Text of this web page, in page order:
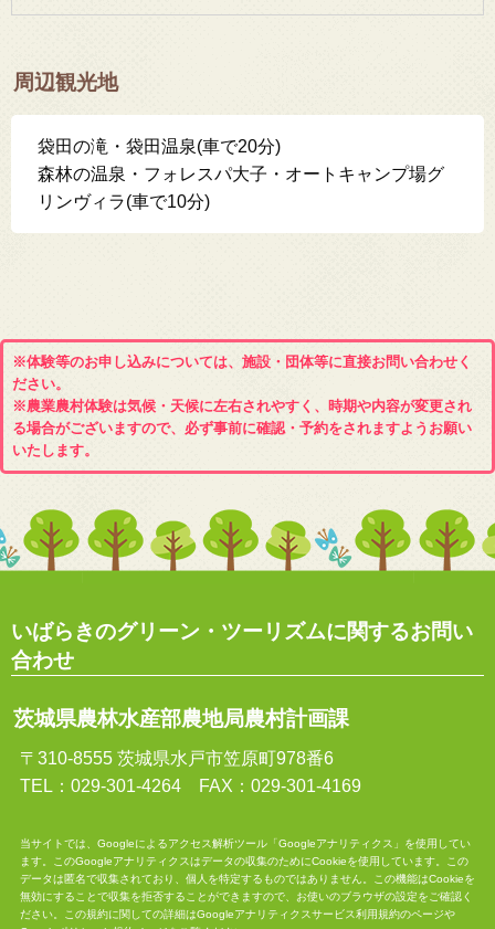
周辺観光地
袋田の滝・袋田温泉(車で20分)
森林の温泉・フォレスパ大子・オートキャンプ場グ
リンヴィラ(車で10分)
※体験等のお申し込みについては、施設・団体等に直接お問い合わせく
ださい。
※農業農村体験は気候・天候に左右されやすく、時期や内容が変更され
る場合がございますので、必ず事前に確認・予約をされますようお願い
いたします。
いばらきのグリーン・ツーリズムに関するお問い
合わせ
茨城県農林水産部農地局農村計画課
〒310-8555 茨城県水戸市笠原町978番6
TEL：029-301-4264 FAX：029-301-4169
当サイトでは、Googleによるアクセス解析ツール「Googleアナリティクス」を使用してい
ます。このGoogleアナリティクスはデータの収集のためにCookieを使用しています。この
データは匿名で収集されており、個人を特定するものではありません。この機能はCookieを
無効にすることで収集を拒否することができますので、お使いのブラウザの設定をご確認く
ださい。この規約に関しての詳細はGoogleアナリティクスサービス利用規約のページや